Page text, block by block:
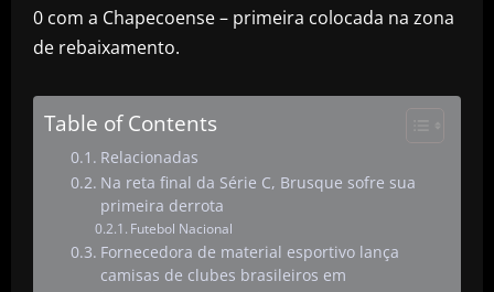
0 com a Chapecoense – primeira colocada na zona
de rebaixamento.
Table of Contents
Relacionadas
Na reta final da Série C, Brusque sofre sua
primeira derrota
Futebol Nacional
Fornecedora de material esportivo lança
camisas de clubes brasileiros em